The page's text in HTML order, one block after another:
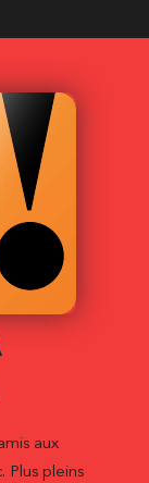
aux
Plus pleins